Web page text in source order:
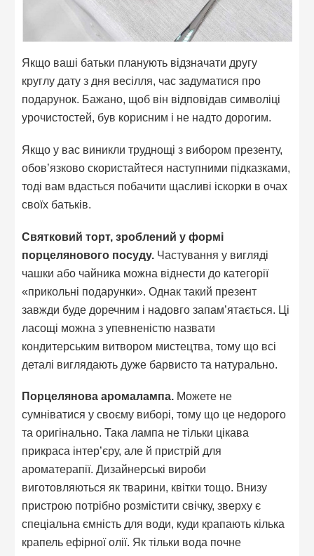
Якщо ваші батьки планують відзначати другу
круглу дату з дня весілля, час задуматися про
подарунок. Бажано, щоб він відповідав символіці
урочистостей, був корисним і не надто дорогим.
Якщо у вас виникли труднощі з вибором презенту,
обов’язково скористайтеся наступними підказками,
тоді вам вдасться побачити щасливі іскорки в очах
своїх батьків.
Святковий торт, зроблений у формі
порцелянового посуду. Частування у вигляді
чашки або чайника можна віднести до категорії
«прикольні подарунки». Однак такий презент
завжди буде доречним і надовго запам’ятається. Ці
ласощі можна з упевненістю назвати
кондитерським витвором мистецтва, тому що всі
деталі виглядають дуже барвисто та натурально.
Порцелянова аромалампа. Можете не
сумніватися у своєму виборі, тому що це недорого
та оригінально. Така лампа не тільки цікава
прикраса інтер’єру, але й пристрій для
ароматерапії. Дизайнерські вироби
виготовляються як тварини, квітки тощо. Внизу
пристрою потрібно розмістити свічку, зверху є
спеціальна ємність для води, куди крапають кілька
крапель ефірної олії. Як тільки вода почне